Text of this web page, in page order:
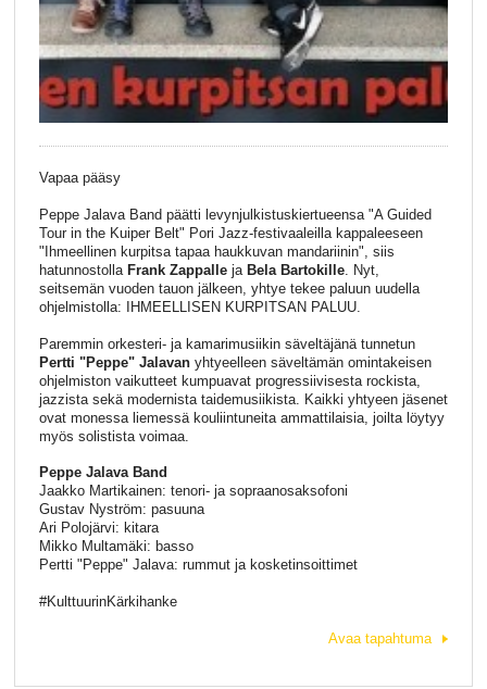
Vapaa pääsy
Peppe Jalava Band päätti levynjulkistuskiertueensa "A Guided
Tour in the Kuiper Belt" Pori Jazz-festivaaleilla kappaleeseen
"Ihmeellinen kurpitsa tapaa haukkuvan mandariinin", siis
hatunnostolla Frank Zappalleja Bela Bartokille. Nyt,
seitsemän vuoden tauon jälkeen, yhtye tekee paluun uudella
ohjelmistolla: IHMEELLISEN KURPITSAN PALUU.
Paremmin orkesteri- ja kamarimusiikin säveltäjänä tunnetun
Pertti "Peppe" Jalavanyhtyeelleen säveltämän omintakeisen
ohjelmiston vaikutteet kumpuavat progressiivisesta rockista,
jazzista sekä modernista taidemusiikista. Kaikki yhtyeen jäsenet
ovat monessa liemessä kouliintuneita ammattilaisia, joilta löytyy
myös solistista voimaa.
Peppe Jalava Band
Jaakko Martikainen: tenori- ja sopraanosaksofoni
Gustav Nyström: pasuuna
Ari Polojärvi: kitara
Mikko Multamäki: basso
Pertti "Peppe" Jalava: rummut ja kosketinsoittimet
#KulttuurinKärkihanke
Avaa tapahtuma